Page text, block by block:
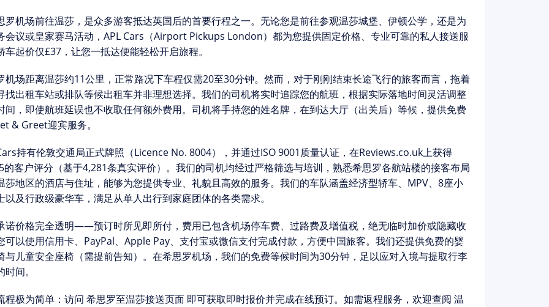
罗机场前往温莎，是众多游客抵达英国后的首要行程之一。无论您是前往参观温莎城堡、伊顿公学，还是为
会议或皇家赛马活动，APL Cars（Airport Pickups London）都为您提供固定价格、专业可靠的私人接送服
车起价仅£37，让您一抵达便能轻松开启旅程。
机场距离温莎约11公里，正常路况下车程仅需20至30分钟。然而，对于刚刚结束长途飞行的旅客而言，拖着
找出租车站或排队等候出租车并非理想选择。我们的司机将实时追踪您的航班，根据实际落地时间灵活调整
间，即使航班延误也不收取任何额外费用。司机将手持您的姓名牌，在到达大厅（出关后）等候，提供免费
& Greet迎宾服务。
持有伦敦交通局正式牌照（Licence No. 8004），并通过ISO 9001质量认证，在Reviews.co.uk上获得
的客户评分 （基于4,281条真实评价）。我们的司机均经过严格筛选与培训，熟悉希思罗各航站楼的接客布局
莎地区的酒店与住址，能够为您提供专业、礼貌且高效的服务。我们的车队涵盖经济型轿车、MPV、8座小
以及行政级豪华车， 满足从单人出行到家庭团体的各类需求。
诺价格完全透明——预订时所见即所付，费用已包含机场停车费、过路费及增值税，绝无临时加价或隐藏收
可以使用信用卡、PayPal、Apple Pay、支付宝或微信支付完成付款，方便中国旅客。我们还提供免费的婴
与儿童安全座椅（需提前告知）。在希思罗机场，我们的免费等候时间为30分钟 ，足以应对入境与提取行李
间。
程极为简单：访问 希思罗至温莎接送页面即可获取即时报价并完成在线预订。如需返程服务，欢迎查阅 温